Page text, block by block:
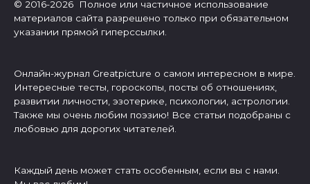
© 2016-2026 Полное или частичное использование
материалов сайта разрешено только при обязательном
указании прямой гиперссылки.
Онлайн-журнал Greatpicture о самом интересном в мире.
Интересные тесты, гороскопы, посты об отношениях,
развитии личности, эзотерике, психологии, астрологии.
Также мы очень любим поэзию! Все статьи подобраны с
любовью для дорогих читателей.
Каждый день может стать особенным, если вы с нами.